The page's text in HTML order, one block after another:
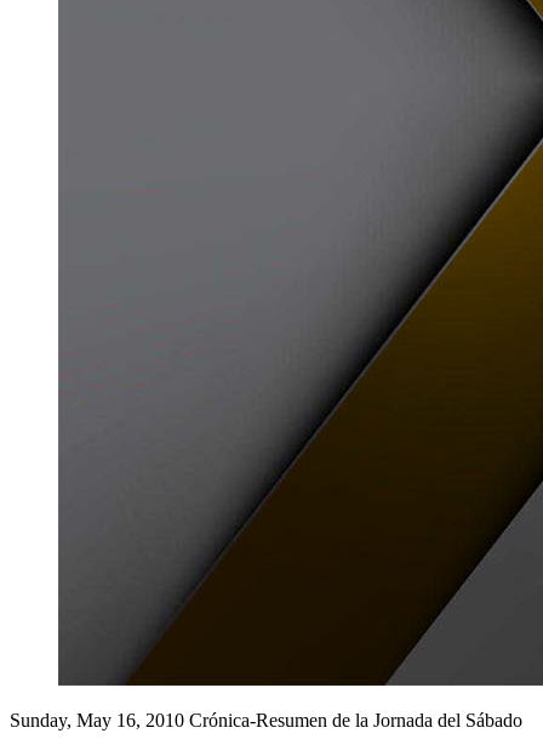
Sunday, May 16, 2010 Crónica-Resumen de la Jornada del Sábado